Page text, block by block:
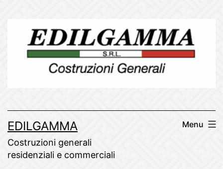
content
EDILGAMMA
Costruzioni generali
residenziali e commerciali
Menu